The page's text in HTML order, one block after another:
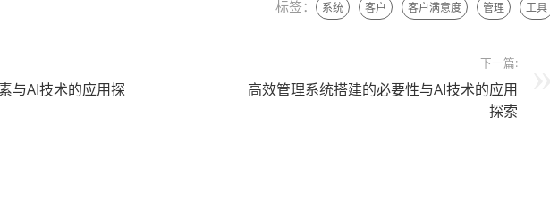
标签： 系统 客户 客户满意度 管理 工具
与AI技术的应用探
下一篇:
高效管理系统搭建的必要性与AI技术的应用
探索